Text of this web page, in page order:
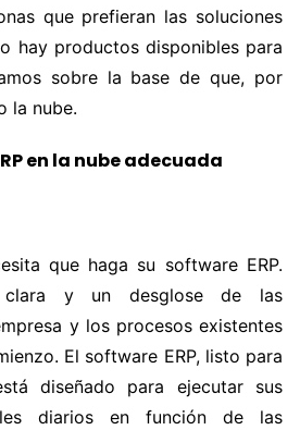
que prefieran las soluciones
hay productos disponibles para
sobre la base de que, por
la nube.
en la nube adecuada
que haga su software ERP.
clara y un desglose de las
y los procesos existentes
El software ERP, listo para
diseñado para ejecutar sus
diarios en función de las